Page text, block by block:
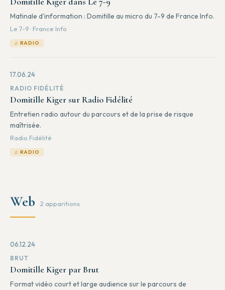
Matinale d'information : Domitille au micro du 7-9 de France Info.
Le 7-9 · France Info
♫ RADIO
17.06.24
RADIO FIDÉLITÉ
Domitille Kiger sur Radio Fidélité
Entretien radio autour du parcours et de la prise de risque
maîtrisée.
Radio Fidélité
♫ RADIO
Web 2 apparitions
06.12.24
BRUT
Domitille Kiger par Brut
Format vidéo court et large audience sur le parcours de